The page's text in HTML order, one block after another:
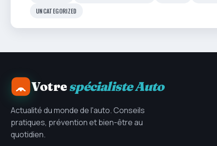
UNCATEGORIZED
Votrespécialiste Auto
Actualité du monde de l'auto. Conseils
pratiques, prévention et bien-être au
quotidien.